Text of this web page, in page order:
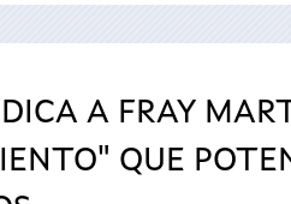
A FRAY
QUE